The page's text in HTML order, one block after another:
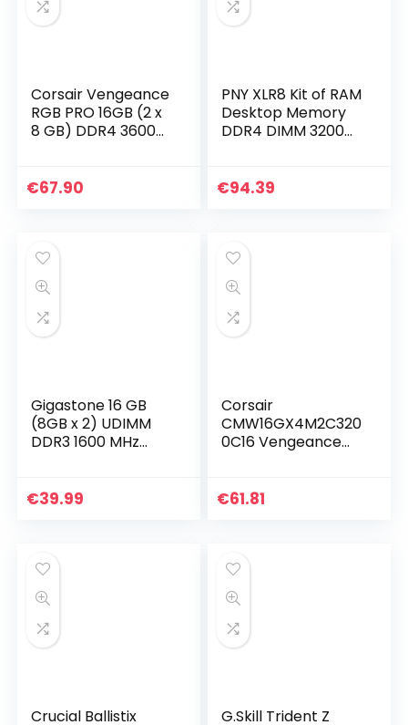
Corsair Vengeance
RGB PRO 16GB (2 x
8 GB) DDR4 3600
werkgeheugen wit
€67.90
PNY XLR8 Kit of RAM
Desktop Memory
DDR4 DIMM 3200
MD32GK2D4320016
€94.39
Gigastone 16 GB
(8GB x 2) UDIMM
DDR3 1600 MHz
opslag PC3-12800,
€39.99
Corsair
CMW16GX4M2C320
0C16 Vengeance
XMP 2.0 Enthousiast
€61.81
Crucial Ballistix
G.Skill Trident Z